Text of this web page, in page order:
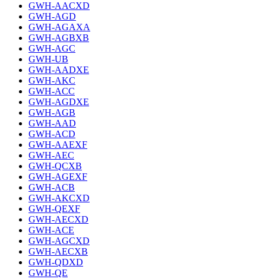
GWH-AACXD
GWH-AGD
GWH-AGAXA
GWH-AGBXB
GWH-AGC
GWH-UB
GWH-AADXE
GWH-AKC
GWH-ACC
GWH-AGDXE
GWH-AGB
GWH-AAD
GWH-ACD
GWH-AAEXF
GWH-AEC
GWH-QCXB
GWH-AGEXF
GWH-ACB
GWH-AKCXD
GWH-QEXF
GWH-AECXD
GWH-ACE
GWH-AGCXD
GWH-AECXB
GWH-QDXD
GWH-QE